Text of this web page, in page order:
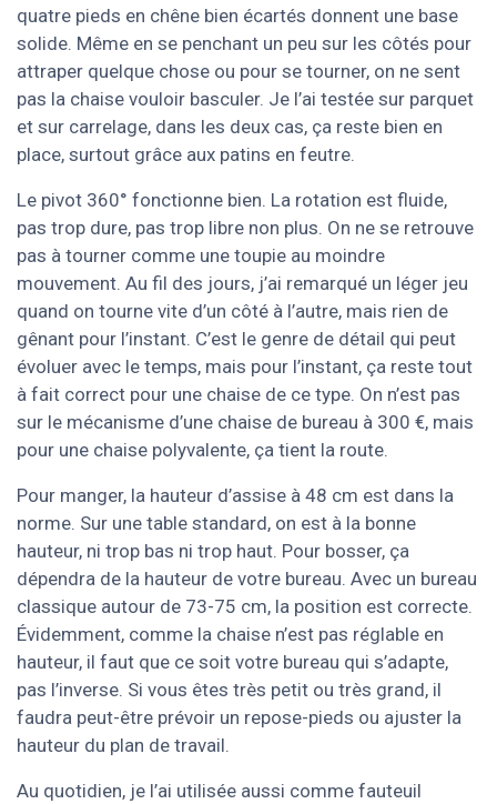
quatre pieds en chêne bien écartés donnent une base
solide. Même en se penchant un peu sur les côtés pour
attraper quelque chose ou pour se tourner, on ne sent
pas la chaise vouloir basculer. Je l’ai testée sur parquet
et sur carrelage, dans les deux cas, ça reste bien en
place, surtout grâce aux patins en feutre.
Le pivot 360° fonctionne bien. La rotation est fluide,
pas trop dure, pas trop libre non plus. On ne se retrouve
pas à tourner comme une toupie au moindre
mouvement. Au fil des jours, j’ai remarqué un léger jeu
quand on tourne vite d’un côté à l’autre, mais rien de
gênant pour l’instant. C’est le genre de détail qui peut
évoluer avec le temps, mais pour l’instant, ça reste tout
à fait correct pour une chaise de ce type. On n’est pas
sur le mécanisme d’une chaise de bureau à 300 €, mais
pour une chaise polyvalente, ça tient la route.
Pour manger, la hauteur d’assise à 48 cm est dans la
norme. Sur une table standard, on est à la bonne
hauteur, ni trop bas ni trop haut. Pour bosser, ça
dépendra de la hauteur de votre bureau. Avec un bureau
classique autour de 73-75 cm, la position est correcte.
Évidemment, comme la chaise n’est pas réglable en
hauteur, il faut que ce soit votre bureau qui s’adapte,
pas l’inverse. Si vous êtes très petit ou très grand, il
faudra peut-être prévoir un repose-pieds ou ajuster la
hauteur du plan de travail.
Au quotidien, je l’ai utilisée aussi comme fauteuil